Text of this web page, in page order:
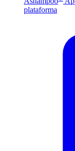
plataforma